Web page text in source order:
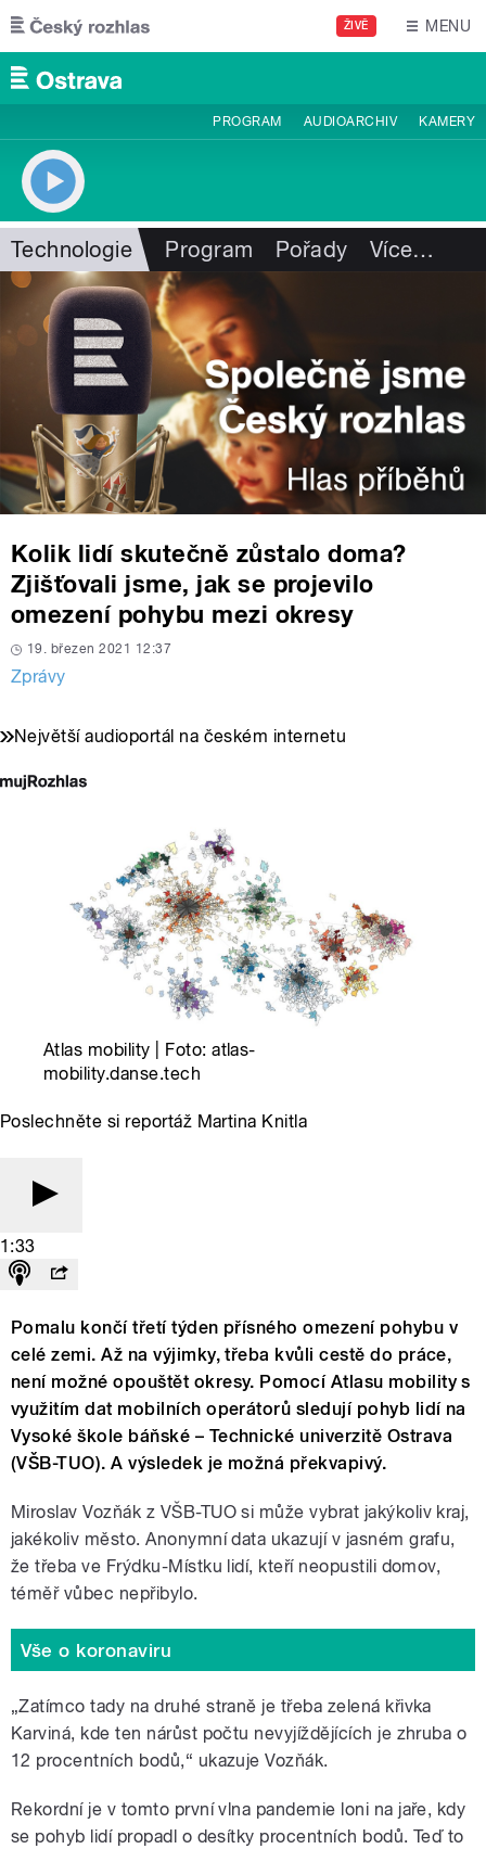
Přejít k hlavnímu obsahu
ŽIVĚ MENU
PROGRAM AUDIOARCHIV KAMERY
Technologie Program Pořady Více…
Kolik lidí skutečně zůstalo doma?
Zjišťovali jsme, jak se projevilo
omezení pohybu mezi okresy
19. březen 2021 12:37
Zprávy
Největší audioportál na českém internetu
Atlas mobility | Foto: atlas-
mobility.danse.tech
Poslechněte si reportáž Martina Knitla
1:33
Pomalu končí třetí týden přísného omezení pohybu v
celé zemi. Až na výjimky, třeba kvůli cestě do práce,
není možné opouštět okresy. Pomocí Atlasu mobility s
využitím dat mobilních operátorů sledují pohyb lidí na
Vysoké škole báňské – Technické univerzitě Ostrava
(VŠB-TUO). A výsledek je možná překvapivý.
Miroslav Vozňák z VŠB-TUO si může vybrat jakýkoliv kraj,
jakékoliv město. Anonymní data ukazují v jasném grafu,
že třeba ve Frýdku-Místku lidí, kteří neopustili domov,
téměř vůbec nepřibylo.
Vše o koronaviru
„Zatímco tady na druhé straně je třeba zelená křivka
Karviná, kde ten nárůst počtu nevyjíždějících je zhruba o
12 procentních bodů,“ ukazuje Vozňák.
Rekordní je v tomto první vlna pandemie loni na jaře, kdy
se pohyb lidí propadl o desítky procentních bodů. Teď to